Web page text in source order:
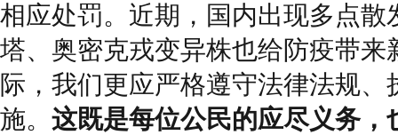
相应处罚。近期，国内出现多点散
塔、奥密克戎变异株也给防疫带来
际，我们更应严格遵守法律法规、
施。 这既是每位公民的应尽义务，